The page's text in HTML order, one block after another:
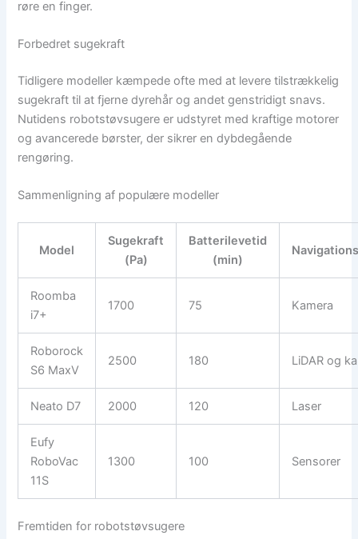
røre en finger.
Forbedret sugekraft
Tidligere modeller kæmpede ofte med at levere tilstrækkelig
sugekraft til at fjerne dyrehår og andet genstridigt snavs.
Nutidens robotstøvsugere er udstyret med kraftige motorer
og avancerede børster, der sikrer en dybdegående
rengøring.
Sammenligning af populære modeller
Model
Sugekraft
(Pa)
Batterilevetid
(min)
Roomba
i7+
1700 75 Kamera
Roborock
S6 MaxV
2500 180 LiDAR og
Neato D7 2000 120 Laser
Eufy
RoboVac
11S
1300 100 Sensorer
Fremtiden for robotstøvsugere